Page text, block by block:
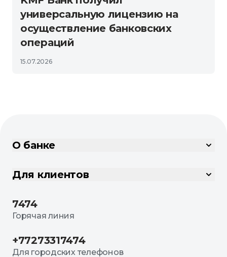
универсальную лицензию на
осуществление банковских
операций
15.07.2026
О банке
Для клиентов
7474
Горячая линия
+77273317474
Для городских телефонов